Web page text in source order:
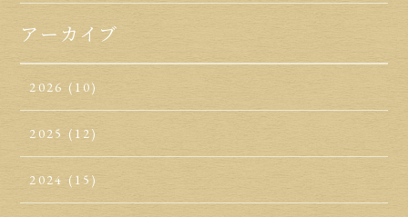
アーカイブ
2026 (10)
2025 (12)
2024 (15)